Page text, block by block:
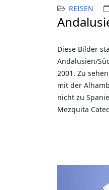
REISEN
Diese Bilder
Andalusien/
2001. Zu
mit der
nicht zu
Mezquita